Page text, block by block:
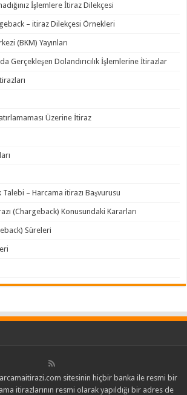
İşlemlere İtiraz Dilekçesi
– itiraz Dilekçesi Örnekleri
(BKM) Yayınları
Gerçekleşen Dolandırıcılık İşlemlerine İtirazlar
Üzerine İtiraz
– Harcama itirazı Başvurusu
(Chargeback) Konusundaki Kararları
Süreleri
sitesinin hiçbir banka ile resmi bir
itirazlarının resmi olarak yapıldığı bir adres de